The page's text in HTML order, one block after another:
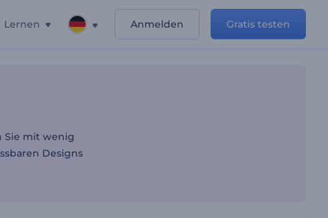
Lernen Anmelden Gratis testen
Sie mit wenig
Designs